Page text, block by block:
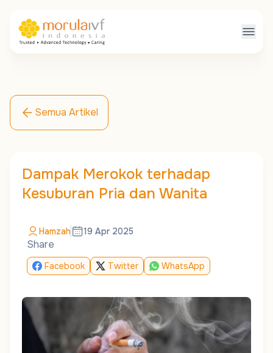
Semua Artikel
Dampak Merokok terhadap
Kesuburan Pria dan Wanita
Hamzah 19 Apr 2025
Share
Facebook Twitter WhatsApp